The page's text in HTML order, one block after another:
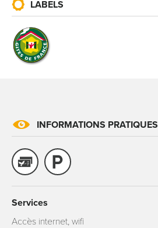
LABELS
INFORMATIONS PRATIQUES
Services
Accès internet, wifi